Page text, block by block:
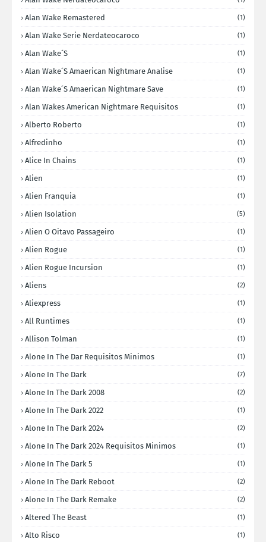
Alan Wake Remastered (1)
Alan Wake Serie Nerdateocaroco (1)
Alan Wake´s (1)
Alan Wake´s Amaerican Nightmare Analise (1)
Alan Wake´s Amaerican Nightmare Save (1)
Alan Wakes American Nightmare Requisitos (1)
Alberto Roberto (1)
Alfredinho (1)
Alice In Chains (1)
Alien (1)
Alien Franquia (1)
Alien Isolation (5)
Alien O Oitavo Passageiro (1)
Alien Rogue (1)
Alien Rogue Incursion (1)
Aliens (2)
Aliexpress (1)
All Runtimes (1)
Allison Tolman (1)
Alone In The Dar Requisitos Minimos (1)
Alone In The Dark (7)
Alone In The Dark 2008 (2)
Alone In The Dark 2022 (1)
Alone In The Dark 2024 (2)
Alone In The Dark 2024 Requisitos Minimos (1)
Alone In The Dark 5 (1)
Alone In The Dark Reboot (2)
Alone In The Dark Remake (2)
Altered The Beast (1)
Alto Risco (1)